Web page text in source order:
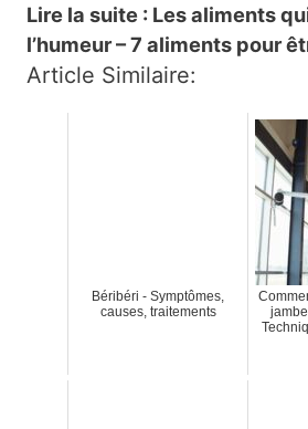
Lire la suite : Les aliments
l’humeur – 7 aliments pour
Article Similaire:
Béribéri - Symptômes,
causes, traitements